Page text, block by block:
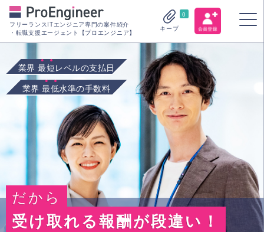
フリーランスITエンジニア専門の案件紹介
・転職支援エージェント【プロエンジニア】
0
キープ
業界最短レベルの支払日
業界最低水準の手数料
だから
受け取れる報酬が段違い！